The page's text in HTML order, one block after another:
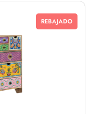
REBAJADO